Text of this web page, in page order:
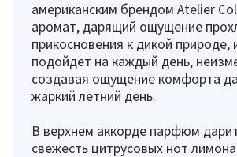
американским брендом Atelier
аромат, дарящий ощущение
прикосновения к дикой природе,
подойдет на каждый день,
создавая ощущение комфорта
жаркий летний день.
В верхнем аккорде парфюм
свежесть цитрусовых нот